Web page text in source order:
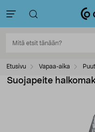
Etusivu Vapaa-aika
Suojapeite